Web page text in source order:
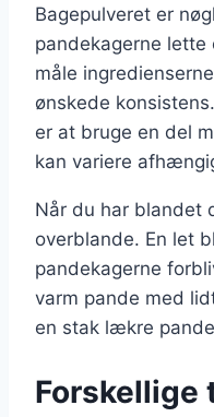
Bagepulveret er
pandekagerne
måle
ønskede
er at bruge en del
kan variere
Når du har blandet
overblande. En let
pandekagerne
varm pande med
en stak lækre
Forskellige